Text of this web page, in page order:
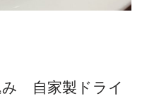
み 自家製ドライ